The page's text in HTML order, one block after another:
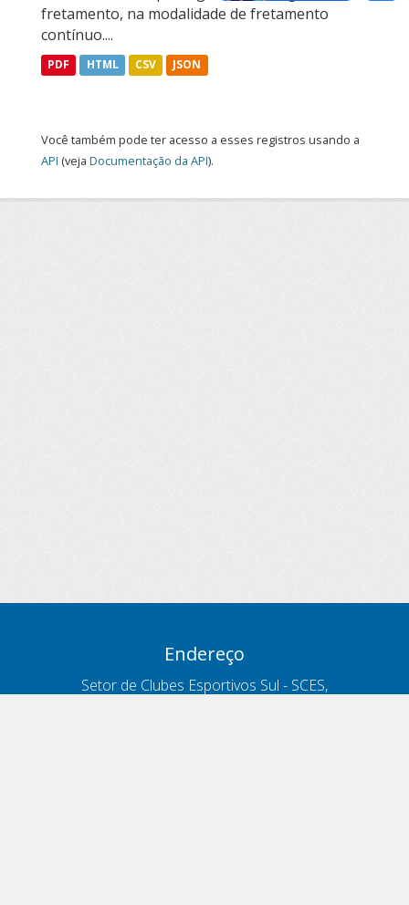
fretamento, na modalidade de fretamento
contínuo....
PDF HTML CSV JSON
Você também pode ter acesso a esses registros usando a
API (veja Documentação da API).
Endereço
Setor de Clubes Esportivos Sul - SCES,